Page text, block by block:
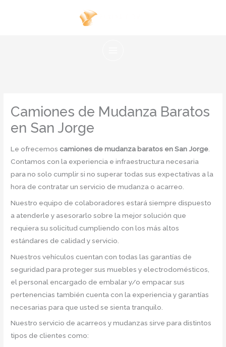
Camiones de Mudanza Baratos
en San Jorge
Le ofrecemos camiones de mudanza baratos en San Jorge
Contamos con la experiencia e infraestructura necesaria
para no solo cumplir si no superar todas sus expectativas a la
hora de contratar un servicio de mudanza o acarreo.
Nuestro equipo de colaboradores estará siempre dispuesto
a atenderle y asesorarlo sobre la mejor solución que
requiera su solicitud cumpliendo con los más altos
estándares de calidad y servicio.
Nuestros vehículos cuentan con todas las garantías de
seguridad para proteger sus muebles y electrodomésticos,
el personal encargado de embalar y/o empacar sus
pertenencias también cuenta con la experiencia y garantías
necesarias para que usted se sienta tranquilo.
Nuestro servicio de acarreos y mudanzas sirve para distintos
tipos de clientes como: